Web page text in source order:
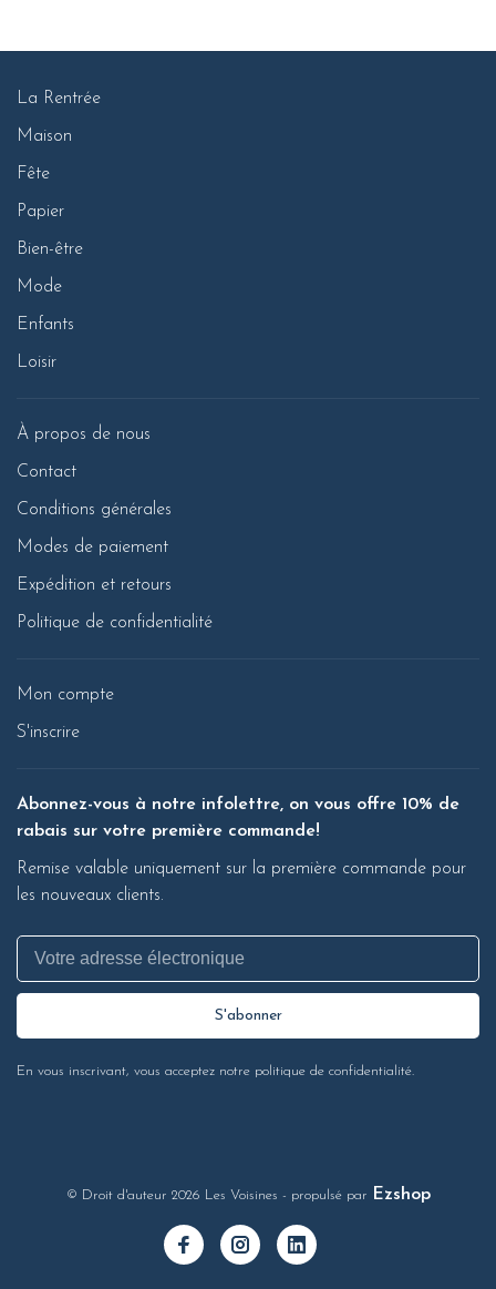
La Rentrée
Maison
Fête
Papier
Bien-être
Mode
Enfants
Loisir
À propos de nous
Contact
Conditions générales
Modes de paiement
Expédition et retours
Politique de confidentialité
Mon compte
S'inscrire
Abonnez-vous à notre infolettre, on vous offre 10% de
rabais sur votre première commande!
Remise valable uniquement sur la première commande pour
les nouveaux clients.
S'abonner
En vous inscrivant, vous acceptez notre politique de confidentialité.
© Droit d'auteur 2026 Les Voisines - propulsé par Ezshop